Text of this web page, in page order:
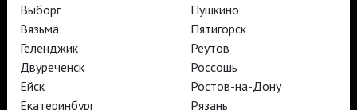
TheatreHD
АРТ-ЛЕКТОРИЙ В КИНО
Выборг
Вязьма
Геленджик
Двуреченск
Ейск
Екатеринбург
Пушкино
Пятигорск
Реутов
Россошь
Ростов-на-Дону
Рязань